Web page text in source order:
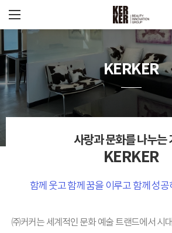
KERKER
사랑과 문화를 나누는
KERKER
함께 웃고 함께 꿈을 이루고 함께 성
㈜커커는 세계적인 문화 예술 트랜드에서 시